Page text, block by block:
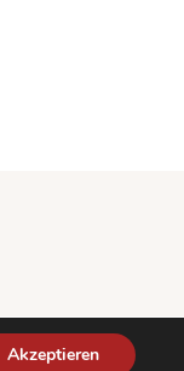
Akzeptieren